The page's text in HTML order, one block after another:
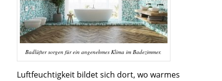
Badlüfter sorgen für ein angenehmes Klima im Badezimmer.
Luftfeuchtigkeit bildet sich dort, wo warmes